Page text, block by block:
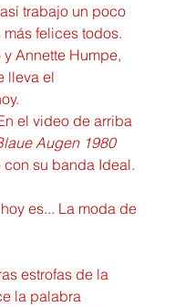
trabajo un poco
más felices todos.
Annette Humpe,
lleva el
el video de arriba
Augen 1980
con su banda Ideal.
es... La moda de
estrofas de la
la palabra